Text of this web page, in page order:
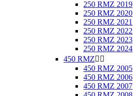
250 RMZ 2019
250 RMZ 2020
250 RMZ 2021
250 RMZ 2022
250 RMZ 2023
250 RMZ 2024
450 RMZ 
450 RMZ 2005
450 RMZ 2006
450 RMZ 2007